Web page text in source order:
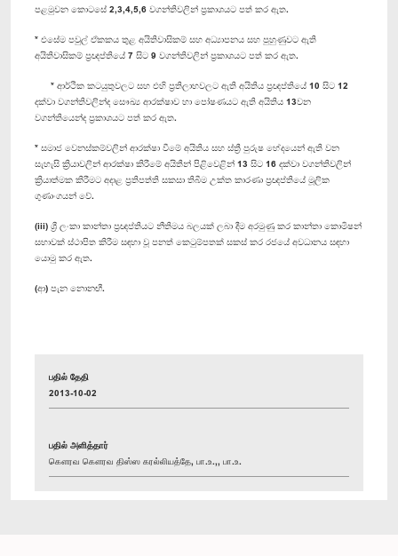
පළමුවන කොටසේ 2,3,4,5,6 වගන්තිවලින් ප්‍රකාශයට පත් කර ඇත.
* එසේම පවුල් ඒකකය තුළ අයිතිවාසිකම් සහ අධ්‍යාපනය සහ පුහුණුවට ඇති
අයිතිවාසිකම් ප්‍රඥප්තියේ 7 සිට 9 වගන්තිවලින් ප්‍රකාශයට පත් කර ඇත.
* ආර්ථික කටයුතුවලට සහ එහි ප්‍රතිලාභවලට ඇති අයිතිය ප්‍රඥප්තියේ 10 සිට 12
දක්වා වගන්තිවලින්ද සෞඛ්‍ය ආරක්ෂාව හා පෝෂණයට ඇති අයිතිය 13වන
වගන්තියෙන්ද ප්‍රකාශයට පත් කර ඇත.
* සමාජ වෙනස්කම්වලින් ආරක්ෂා වීමේ අයිතිය සහ ස්ත්‍රී පුරුෂ භේදයෙන් ඇති වන
සැහැසි ක්‍රියාවලින් ආරක්ෂා කිරීමේ අයිතීන් පිළිවෙළින් 13 සිට 16 දක්වා වගන්තිවලින්
ක්‍රියාත්මක කිරීමට අදාළ ප්‍රතිපත්ති සකසා තිබීම උක්ත කාරණා ප්‍රඥප්තියේ මූලික
ගුණාංගයන් වේ.
(iii) ශ්‍රී ලංකා කාන්තා ප්‍රඥප්තියට නීතිමය බලයක් ලබා දීම අරමුණු කර කාන්තා කොමිෂන්
සභාවක් ස්ථාපිත කිරීම සඳහා වූ පනත් කෙටුම්පතක් සකස් කර රජයේ අවධානය සඳහා
යොමු කර ඇත.
(ආ) පැන නොනඟී.
பதில் தேதி
2013-10-02
பதில் அளித்தார்
கௌரவ கௌரவ திஸ்ஸ கரல்லியத்தே, பா.உ.,, பா.உ.